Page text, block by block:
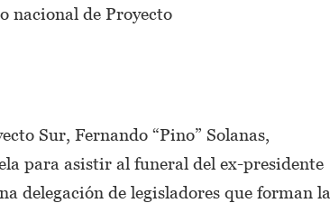
nacional de Proyecto
Sur, Fernando “Pino” Solanas,
para asistir al funeral del ex-presidente
delegación de legisladores que forman la